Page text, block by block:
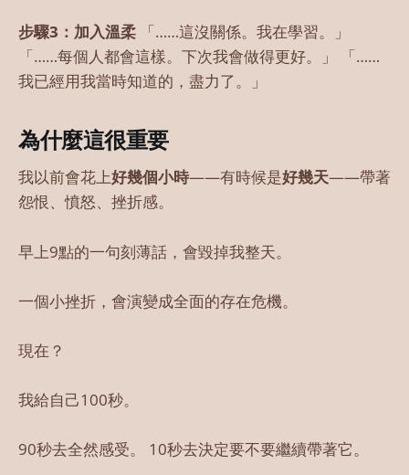
步驟3：加入溫柔 「……這沒關係。我在學習。」
「……每個人都會這樣。下次我會做得更好。」 「……
我已經用我當時知道的，盡力了。」
為什麼這很重要
我以前會花上好幾個小時——有時候是好幾天——帶著
怨恨、憤怒、挫折感。
早上9點的一句刻薄話，會毀掉我整天。
一個小挫折，會演變成全面的存在危機。
現在？
我給自己100秒。
90秒去全然感受。 10秒去決定要不要繼續帶著它。